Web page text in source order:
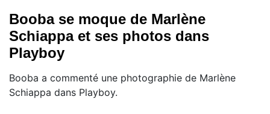
Booba se moque de Marlène
Schiappa et ses photos dans
Playboy
Booba a commenté une photographie de Marlène
Schiappa dans Playboy.